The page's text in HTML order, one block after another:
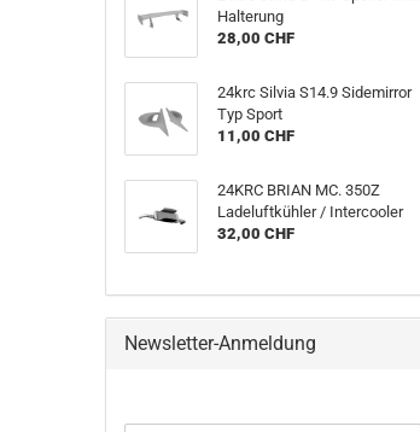
Halterung
28,00 CHF
24krc Silvia S14.9 Sidemirror
Typ Sport
11,00 CHF
24KRC BRIAN MC. 350Z
Ladeluftkühler / Intercooler
32,00 CHF
Newsletter-Anmeldung